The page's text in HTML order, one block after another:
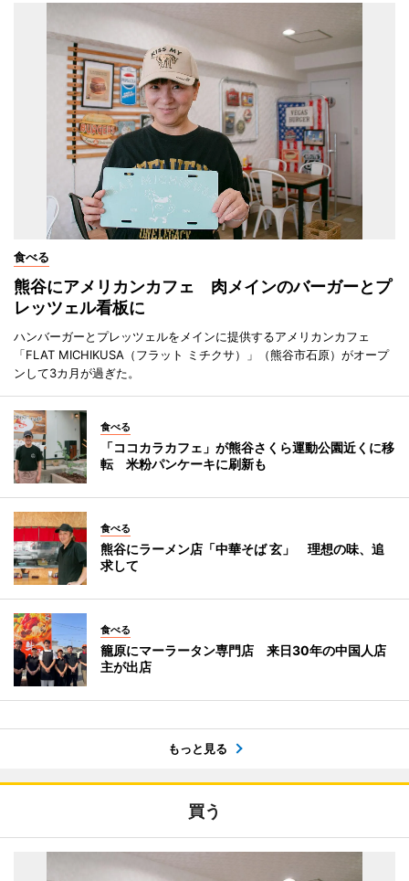
食べる
熊谷にアメリカンカフェ 肉メインのバーガーとプ
レッツェル看板に
ハンバーガーとプレッツェルをメインに提供するアメリカンカフェ
「FLAT MICHIKUSA（フラット ミチクサ）」（熊谷市石原）がオープ
ンして3カ月が過ぎた。
食べる
「ココカラカフェ」が熊谷さくら運動公園近くに移
転 米粉パンケーキに刷新も
食べる
熊谷にラーメン店「中華そば 玄」 理想の味、追
求して
食べる
籠原にマーラータン専門店 来日30年の中国人店
主が出店
もっと見る
買う